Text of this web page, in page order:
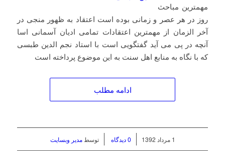
مهمترین مباحث
روز در هر عصر و زمانی بوده است اعتقاد به ظهور منجی در
آخر الزمان از مهمترین اعتقادات تمامی ادیان آسمانی اسا
آنچه در پی می آید گفتگویی است با استاد نجم الدین طبسی
که با نگاه به منابع اهل سنت به این موضوع پرداخته است
ادامه مطلب
1 مرداد 1392 / 0 دیدگاه توسطمدیر وبسایت